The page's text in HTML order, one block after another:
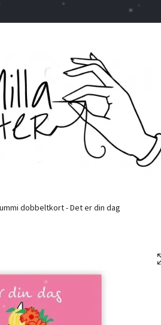
dobbeltkort - Det er din dag